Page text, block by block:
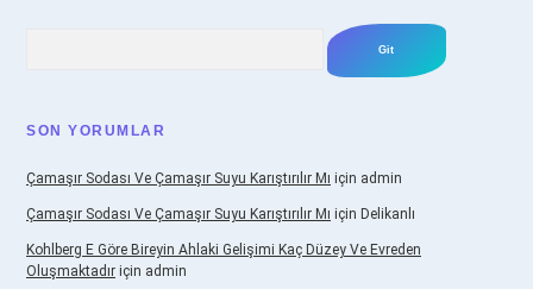
SON YORUMLAR
Çamaşır Sodası Ve Çamaşır Suyu Karıştırılır Mı için admin
Çamaşır Sodası Ve Çamaşır Suyu Karıştırılır Mı için Delikanlı
Kohlberg E Göre Bireyin Ahlaki Gelişimi Kaç Düzey Ve Evreden
Oluşmaktadır için admin